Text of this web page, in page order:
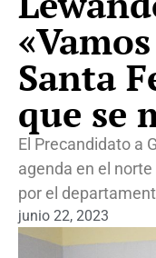
Santa
que se
El Precandidato a
agenda en el
por el
junio 22, 2023